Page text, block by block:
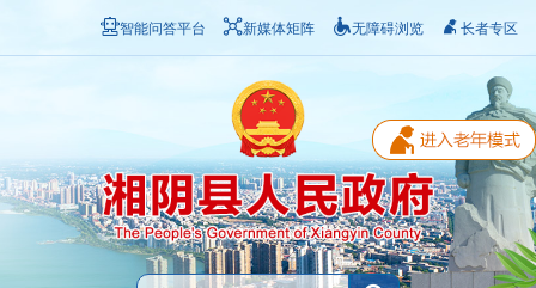
智能问答平台 新媒体矩阵 无障碍浏览 长者专区